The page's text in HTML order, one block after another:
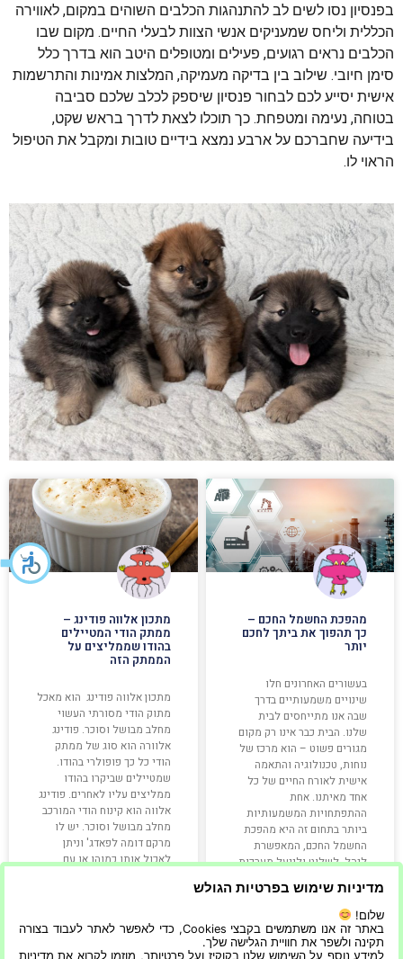
בפנסיון נסו לשים לב להתנהגות הכלבים השוהים במקום, לאווירה
הכללית וליחס שמעניקים אנשי הצוות לבעלי החיים. מקום שבו
הכלבים נראים רגועים, פעילים ומטופלים היטב הוא בדרך כלל
סימן חיובי. שילוב בין בדיקה מעמיקה, המלצות אמינות והתרשמות
אישית יסייע לכם לבחור פנסיון שיספק לכלב שלכם סביבה
בטוחה, נעימה ומטפחת. כך תוכלו לצאת לדרך בראש שקט,
בידיעה שחברכם על ארבע נמצא בידיים טובות ומקבל את הטיפול
הראוי לו.
מהפכת החשמל החכם –
כך תהפוך את ביתך לחכם
יותר
בעשורים האחרונים חלו
שינויים משמעותיים בדרך
שבה אנו מתייחסים לבית
שלנו. הבית כבר אינו רק מקום
מגורים פשוט – הוא מרכז של
נוחות, טכנולוגיה והתאמה
אישית לאורח החיים של כל
אחד מאיתנו. אחת
ההתפתחויות המשמעותיות
ביותר בתחום זה היא מהפכת
החשמל החכם, המאפשרת
לנהל, לשלוט ולייעל מערכות
קרא עוד »
מתכון אלווה פודינג –
ממתק הודי המטיילים
בהודו שממליצים על
הממתק הזה
מתכון אלווה פודינג הוא מאכל
מתוק הודי מסורתי העשוי
מחלב מבושל וסוכר. פודינג
אלוורה הוא סוג של ממתק
הודי כל כך פופולרי בהודו.
שמטיילים שביקרו בהודו
ממליצים עליו לאחרים. פודינג
אלווה הוא קינוח הודי המורכב
מחלב מבושל וסוכר. יש לו
מרקם דומה לפאדג' וניתן
לאכול אותו כמוהו או עם
קרא עוד »
מדיניות שימוש בפרטיות הגולש
שלום!
באתר זה אנו משתמשים בקבצי Cookies, כדי לאפשר לאתר לעבוד בצורה
תקינה ולשפר את חוויית הגלישה שלך.
למידע נוסף על השימוש שלנו בקוקיז ועל פרטיותך, מוזמן לקרוא את מדיניות